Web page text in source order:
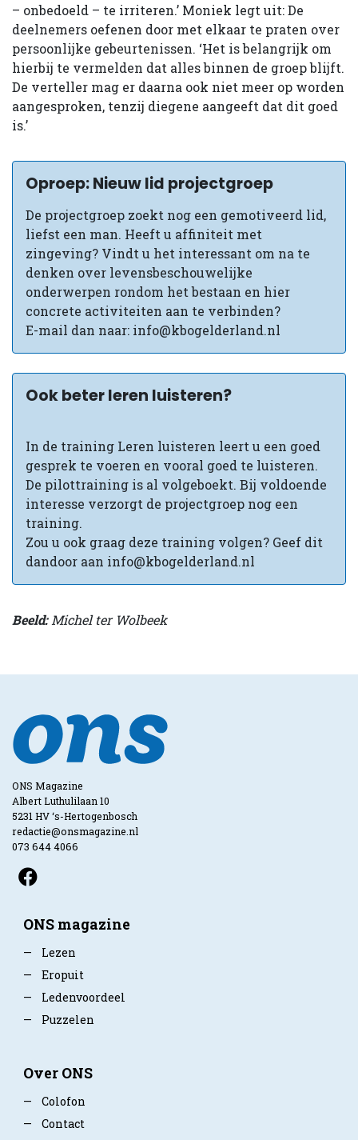
– onbedoeld – te irriteren.’ Moniek legt uit: De
deelnemers oefenen door met elkaar te praten over
persoonlijke gebeurtenissen. ‘Het is belangrijk om
hierbij te vermelden dat alles binnen de groep blijft.
De verteller mag er daarna ook niet meer op worden
aangesproken, tenzij diegene aangeeft dat dit goed
is.’
Oproep: Nieuw lid projectgroep
De projectgroep zoekt nog een gemotiveerd lid,
liefst een man. Heeft u affiniteit met
zingeving? Vindt u het interessant om na te
denken over levensbeschouwelijke
onderwerpen rondom het bestaan en hier
concrete activiteiten aan te verbinden?
E-mail dan naar: info@kbogelderland.nl
Ook beter leren luisteren?
In de training Leren luisteren leert u een goed
gesprek te voeren en vooral goed te luisteren.
De pilottraining is al volgeboekt. Bij voldoende
interesse verzorgt de projectgroep nog een
training.
Zou u ook graag deze training volgen? Geef dit
dandoor aan info@kbogelderland.nl
Beeld:Michel ter Wolbeek
ONS Magazine
Albert Luthulilaan 10
5231 HV ‘s-Hertogenbosch
redactie@onsmagazine.nl
073 644 4066
ONS magazine
—
Lezen
—
Eropuit
—
Ledenvoordeel
—
Puzzelen
Over ONS
—
Colofon
—
Contact